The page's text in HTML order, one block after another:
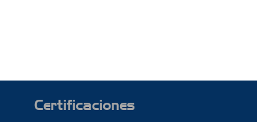
Certificaciones